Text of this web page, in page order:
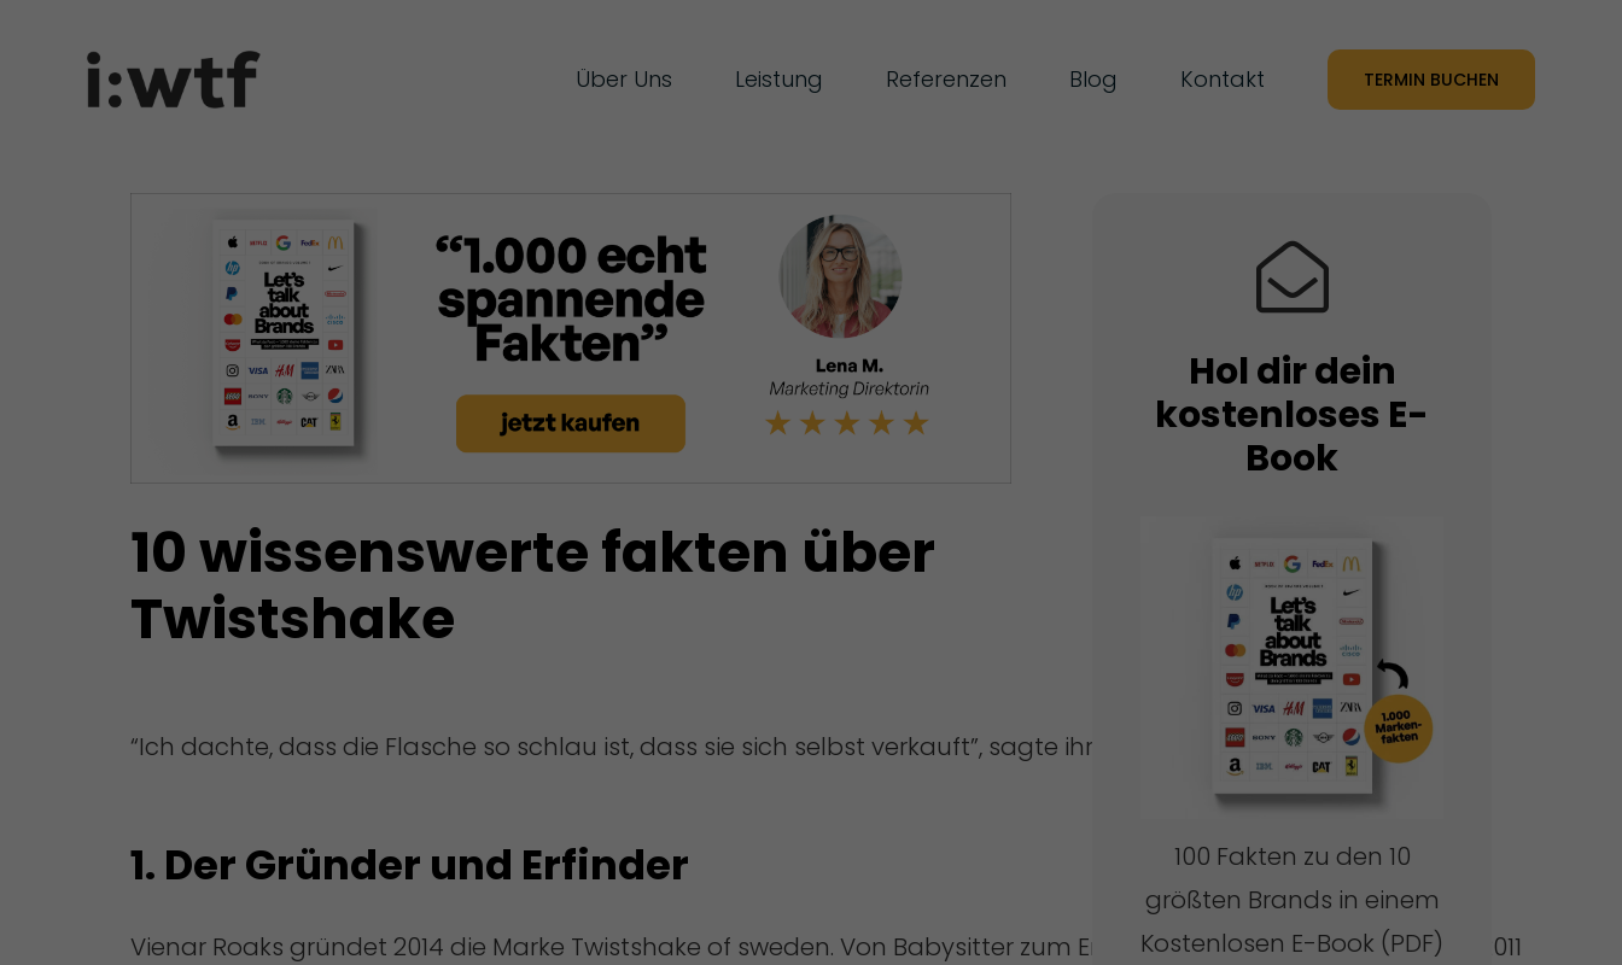
Über Uns Leistung Referenzen Blog Kontakt TERMIN BUCHEN
10 wissenswerte fakten über
Twistshake
“Ich dachte, dass die Flasche so schlau ist, dass sie sich selbst verkauft”, sagte ihr Erfinder von Twistshake.
1. Der Gründer und Erfinder
Vienar Roaks gründet 2014 die Marke Twistshake of sweden. Von Babysitter zum Erfinder und sogar Gründer. Als er 2011
Hol dir dein
kostenloses E-
Book
100 Fakten zu den 10
größten Brands in einem
Kostenlosen E-Book (PDF)